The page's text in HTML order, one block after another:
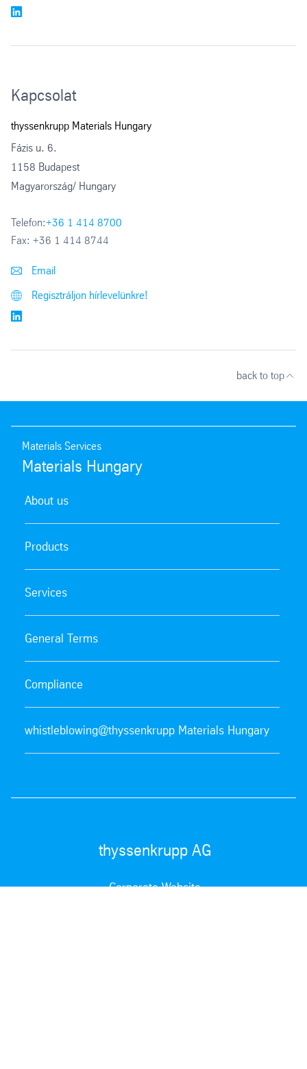
Kapcsolat
thyssenkrupp Materials Hungary
Fázis u. 6.
1158 Budapest
Magyarország/ Hungary
Telefon:+36 1 414 8700
Fax: +36 1 414 8744
Email
Regisztráljon hírlevelünkre!
back to top
Materials Services
Materials Hungary
About us
Products
Services
General Terms
Compliance
whistleblowing@thyssenkrupp Materials Hungary
thyssenkrupp AG
Corporate Website